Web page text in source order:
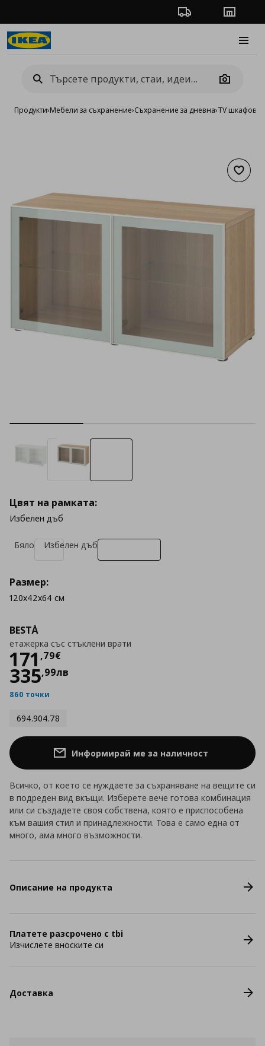
Проследяване на
Camera
Продукти›Мебели за съхранение›Съхранение за дневна›TV шкафове
BESTÅ
етажерка със стъклени врати
171 ,79€
Цена
335,99лв
860 точки
694.904.78
Цвят на рамката:
Избелен дъб
Бяло Избелен дъб
Размер:
120x42x64 см
Информирай ме за наличност
Всичко, от което се нуждаете за съхраняване на вещите си
в подреден вид вкъщи. Изберете вече готова комбинация
или си създадете своя собствена, която е приспособена
към вашия стил и принадлежности. Това е само една от
много, ама много възможности.
Описание на продукта
Платете разсрочено с tbi
Изчислете вноските си
Доставка